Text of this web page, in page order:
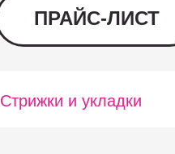
ПРАЙС-ЛИСТ
Стрижки и укладки